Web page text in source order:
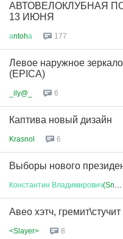
АВТОВЕЛОКЛУБНАЯ
13 ИЮНЯ
аntohа 177
Левое наружное
(EPICA)
_ily@_ 6
Каптива новый дизайн
Krasnol 6
Выборы нового
Константин Владимирович(Snoopy...
Авео хэтч,
<Slayer> 8